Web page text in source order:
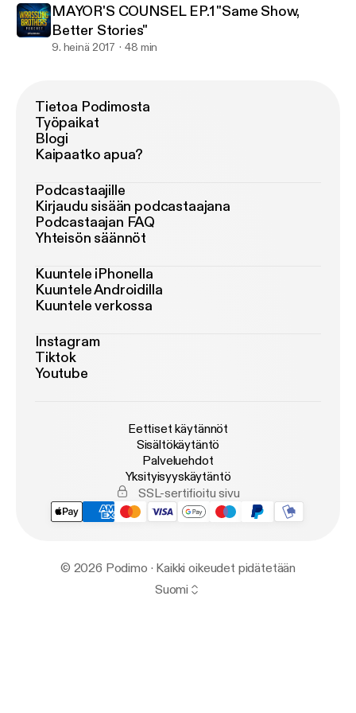
MAYOR'S COUNSEL EP.1 "Same Show,
Better Stories"
9. heinä 2017 48 min
Tietoa Podimosta
Työpaikat
Blogi
Kaipaatko apua?
Podcastaajille
Kirjaudu sisään podcastaajana
Podcastaajan FAQ
Yhteisön säännöt
Kuuntele iPhonella
Kuuntele Androidilla
Kuuntele verkossa
Instagram
Tiktok
Youtube
Eettiset käytännöt
Sisältökäytäntö
Palveluehdot
Yksityisyyskäytäntö
SSL-sertifioitu sivu
© 2026 Podimo · Kaikki oikeudet pidätetään
Suomi